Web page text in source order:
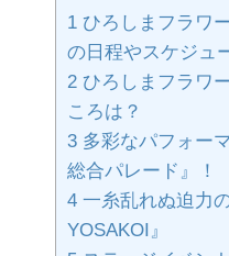
1 ひろしまフラワ
の日程やスケジュ
2 ひろしまフラワ
ころは？
3 多彩なパフォー
総合パレード』！
4 一糸乱れぬ迫力
YOSAKOI』